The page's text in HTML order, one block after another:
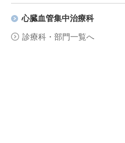
心臓血管集中治療科
診療科・部門一覧へ